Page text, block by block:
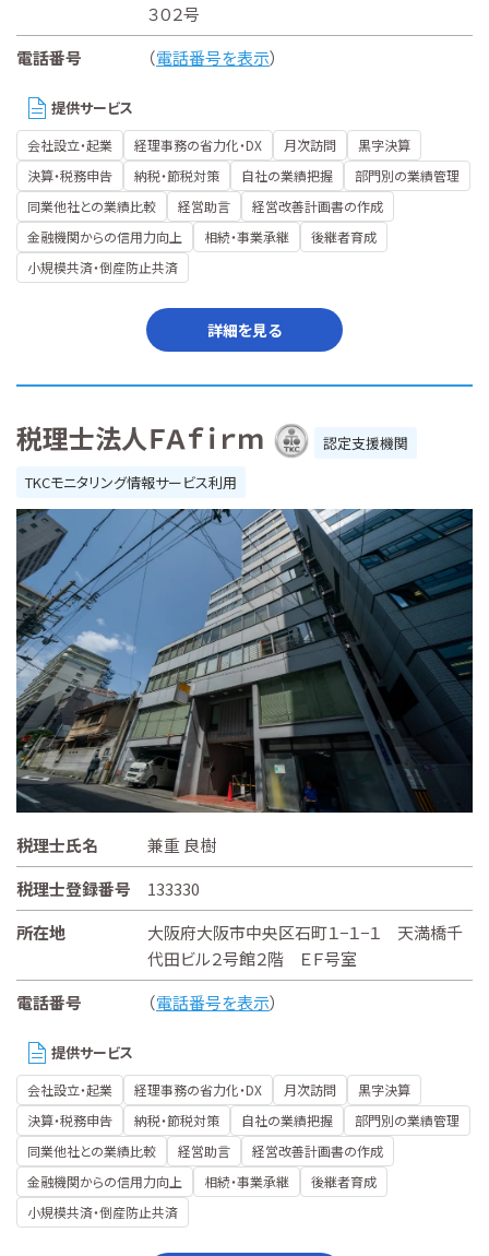
３０２号
電話番号
（電話番号を表示）
提供サービス
会社設立・起業 経理事務の省力化・DX 月次訪問
黒字決算
決算・税務申告
納税・節税対策 自社の業績把握
部門別の業績管理
同業他社との業績比較
経営助言
経営改善計画書の作成
金融機関からの信用力向上
相続・事業承継
後継者育成
小規模共済・倒産防止共済
詳細を見る
税理士法人ＦＡｆｉｒｍ
認定支援機関
TKCモニタリング情報サービス利用
税理士氏名
兼重 良樹
税理士登録番号
133330
所在地
大阪府大阪市中央区石町１−１−１ 天満橋千
代田ビル２号館２階 ＥＦ号室
電話番号
（電話番号を表示）
提供サービス
会社設立・起業 経理事務の省力化・DX 月次訪問
黒字決算
決算・税務申告
納税・節税対策 自社の業績把握
部門別の業績管理
同業他社との業績比較
経営助言
経営改善計画書の作成
金融機関からの信用力向上
相続・事業承継
後継者育成
小規模共済・倒産防止共済